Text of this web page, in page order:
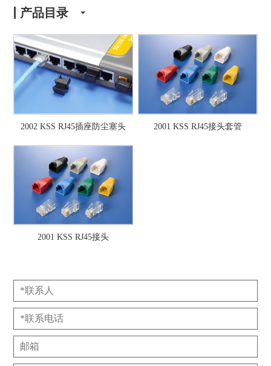
产品目录
2002 KSS RJ45插座防尘塞头 2001 KSS RJ45接头套管
2001 KSS RJ45接头